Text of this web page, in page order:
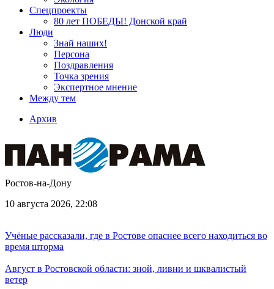
Спецпроекты
80 лет ПОБЕДЫ! Донской край
Люди
Знай наших!
Персона
Поздравления
Точка зрения
Экспертное мнение
Между тем
Архив
Ростов-на-Дону
10 августа 2026, 22:08
Учёные рассказали, где в Ростове опаснее всего находиться во
время шторма
Август в Ростовской области: зной, ливни и шквалистый
ветер